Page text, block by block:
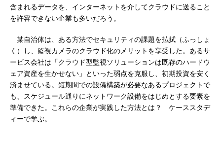
含まれるデータを、インターネットを介してクラウドに送ること
を許容できない企業も多いだろう。
某自治体は、ある方法でセキュリティの課題を払拭（ふっしょ
く）し、監視カメラのクラウド化のメリットを享受した。あるサ
ービス会社は「クラウド型監視ソリューションは既存のハードウ
ェア資産を生かせない」といった弱点を克服し、初期投資を安く
済ませている。短期間での設備構築が必要なあるプロジェクトで
も、スケジュール通りにネットワーク設備をはじめとする要素を
準備できた。これらの企業が実践した方法とは？ ケーススタデ
ィーで学ぶ。